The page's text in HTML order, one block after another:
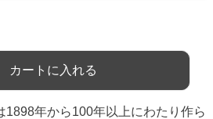
カートに入れる
1898年から100年以上にわたり作ら